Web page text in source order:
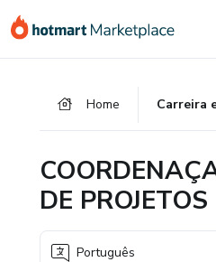
para
para
para
Home Carreira
DE PROJETOS
Português